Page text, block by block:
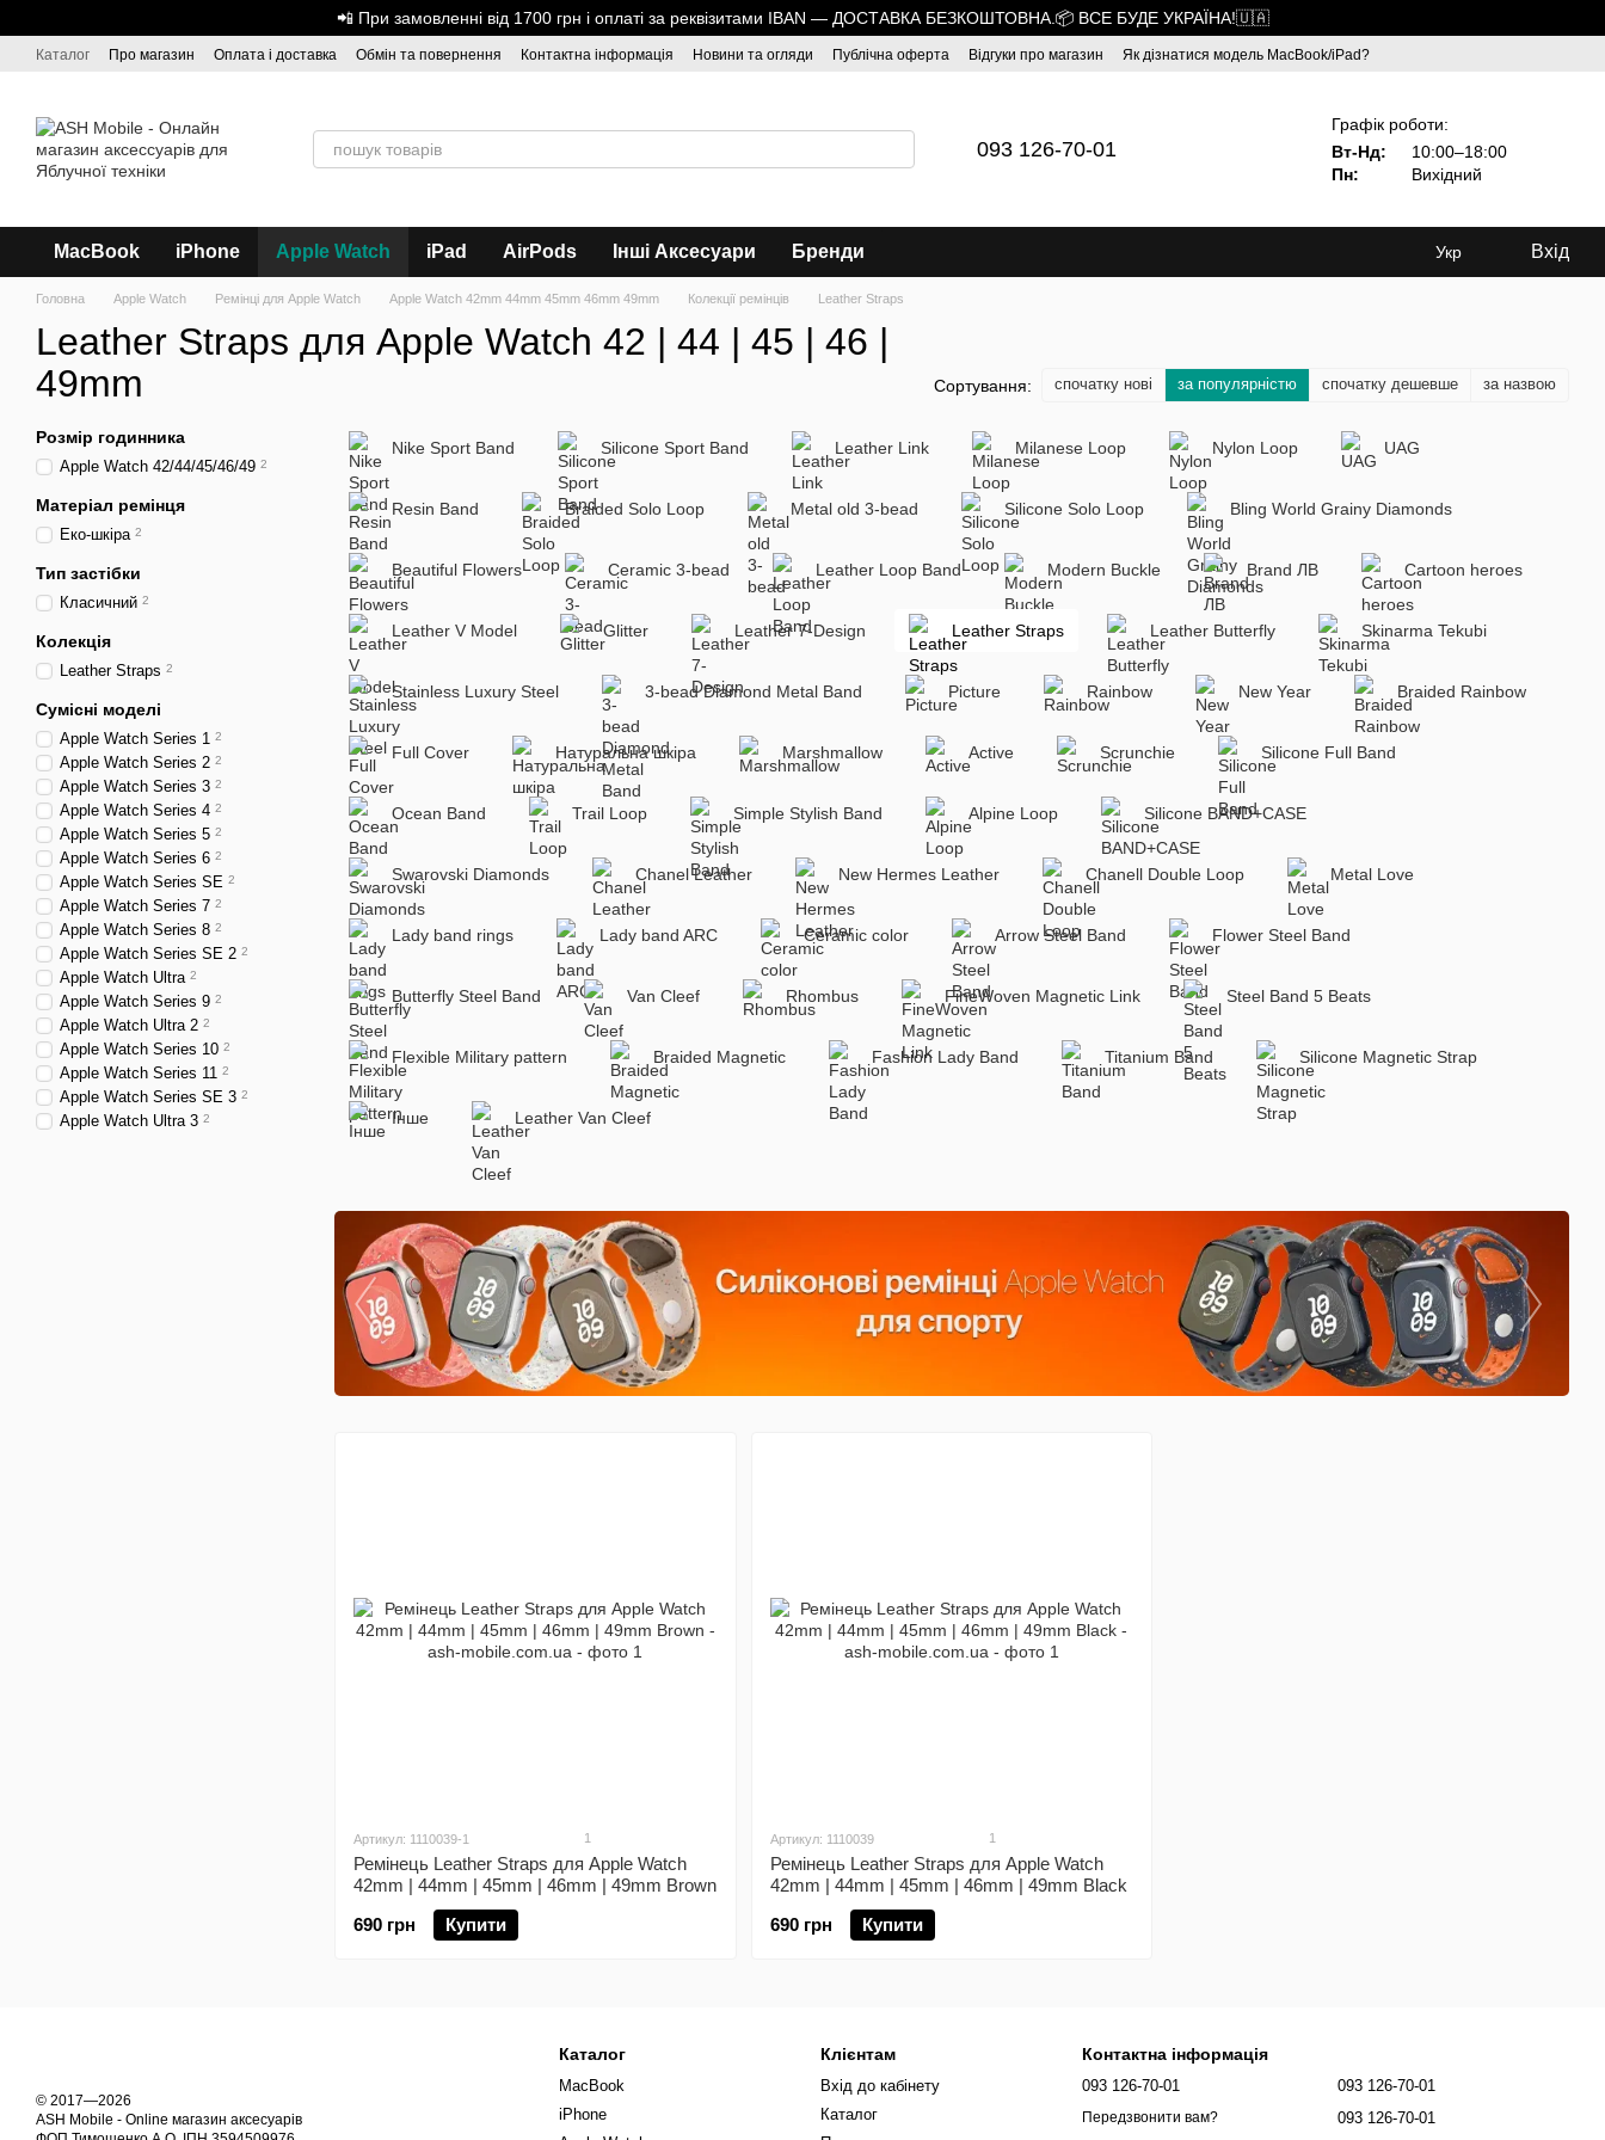
📲 При замовленні від 1700 грн і оплаті за реквізитами IBAN — ДОСТАВКА БЕЗКОШТОВНА.📦 ВСЕ БУДЕ УКРАЇНА!🇺🇦
Каталог Про магазин Оплата і доставка Обмін та повернення Контактна інформація Новини та огляди Публічна оферта Відгуки про магазин
Як дізнатися модель MacBook/iPad?
093 126-70-01
Графік роботи:
Вт-Нд:
10:00–18:00
Пн:
Вихідний
MacBook iPhone Apple Watch iPad AirPods Інші Аксесуари Бренди Укр Вхід
Головна Apple Watch Ремінці для Apple Watch Apple Watch 42mm 44mm 45mm 46mm 49mm Колекції ремінців Leather Straps
Leather Straps для Apple Watch 42 | 44 | 45 | 46 |
49mm
Сортування: спочатку нові за популярністю спочатку дешевше за назвою
Nike Sport Band Silicone Sport Band Leather Link Milanese Loop Nylon Loop UAG
Resin Band Braided Solo Loop Metal old 3-bead Silicone Solo Loop Bling World Grainy Diamonds
Beautiful Flowers Ceramic 3-bead Leather Loop Band Modern Buckle Brand ЛВ Cartoon heroes
Leather V Model Glitter Leather 7-Design Leather Straps Leather Butterfly Skinarma Tekubi
Stainless Luxury Steel 3-bead Diamond Metal Band Picture Rainbow New Year Braided Rainbow
Full Cover Натуральна шкіра Marshmallow Active Scrunchie Silicone Full Band
Ocean Band Trail Loop Simple Stylish Band Alpine Loop Silicone BAND+CASE
Swarovski Diamonds Chanel Leather New Hermes Leather Chanell Double Loop Metal Love
Lady band rings Lady band ARC Ceramic color Arrow Steel Band Flower Steel Band
Butterfly Steel Band Van Cleef Rhombus FineWoven Magnetic Link Steel Band 5 Beats
Flexible Military pattern Braided Magnetic Fashion Lady Band Titanium Band Silicone Magnetic Strap
Інше Leather Van Cleef
Артикул: 1110039-1 1
Ремінець Leather Straps для Apple Watch
42mm | 44mm | 45mm | 46mm | 49mm Brown
690 грн
Купити
Артикул: 1110039 1
Ремінець Leather Straps для Apple Watch
42mm | 44mm | 45mm | 46mm | 49mm Black
690 грн
Купити
Розмір годинника
Аpple Watch 42/44/45/46/49 2
Матеріал ремінця
Еко-шкіра 2
Тип застібки
Класичний 2
Колекція
Leather Straps 2
Сумісні моделі
Apple Watch Series 1 2
Apple Watch Series 2 2
Apple Watch Series 3 2
Apple Watch Series 4 2
Apple Watch Series 5 2
Apple Watch Series 6 2
Apple Watch Series SE 2
Apple Watch Series 7 2
Apple Watch Series 8 2
Apple Watch Series SE 2 2
Apple Watch Ultra 2
Apple Watch Series 9 2
Apple Watch Ultra 2 2
Apple Watch Series 10 2
Apple Watch Series 11 2
Apple Watch Series SE 3 2
Apple Watch Ultra 3 2
© 2017—2026
ASH Mobile - Online магазин аксесуарів
Каталог
MacBook
iPhone
Клієнтам
Вхід до кабінету
Каталог
Контактна інформація
093 126-70-01
Передзвонити вам?
093 126-70-01
093 126-70-01